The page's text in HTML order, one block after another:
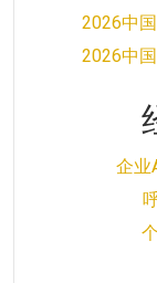
2026中
2026中
企业